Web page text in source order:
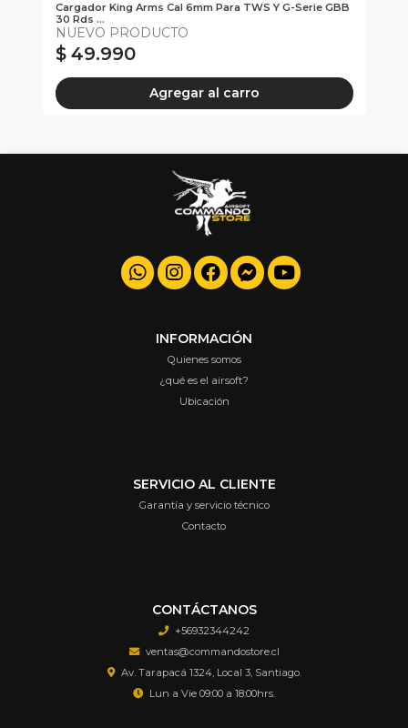
Cargador King Arms Cal 6mm Para TWS Y G-Serie GBB
30 Rds ...
NUEVO PRODUCTO
$ 49.990
Agregar al carro
INFORMACIÓN
Quienes somos
¿qué es el airsoft?
Ubicación
SERVICIO AL CLIENTE
Garantía y servicio técnico
Contacto
CONTÁCTANOS
+56932344242
ventas@commandostore.cl
Av. Tarapacá 1324, Local 3, Santiago.
Lun a Vie 09:00 a 18:00hrs.